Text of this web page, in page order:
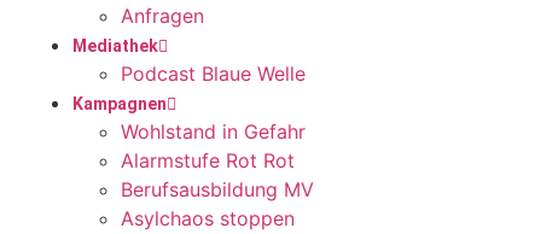
Anfragen
Mediathek
Podcast Blaue Welle
Kampagnen
Wohlstand in Gefahr
Alarmstufe Rot Rot
Berufsausbildung MV
Asylchaos stoppen